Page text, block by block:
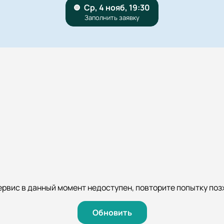
в данный момент недоступен, повторите попытку
Обновить